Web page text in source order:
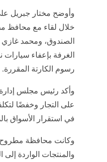
وأوضح مختار جبريل
خلال لقاء مع محافظ
الصندوق، ومحمد غازي
الغرفة بإعفاء سيارات
رسوم الكارتة المقررة.
وأكد رئيس مجلس إدارة
على التجار وخفضًا
في استقرار الأسواق
وكانت محافظة
والمنتجات الواردة